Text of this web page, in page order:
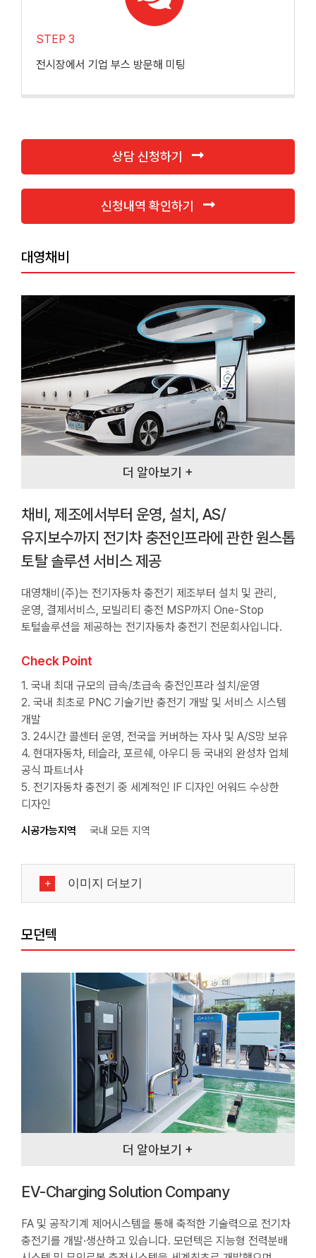
STEP 3
전시장에서 기업 부스 방문해 미팅
상담 신청하기
신청내역 확인하기
대영채비
더 알아보기 +
채비, 제조에서부터 운영, 설치, AS/
유지보수까지 전기차 충전인프라에 관한 원스톱
토탈 솔루션 서비스 제공
대영채비(주)는 전기자동차 충전기 제조부터 설치 및 관리,
운영, 결제서비스, 모빌리티 충전 MSP까지 One-Stop
토털솔루션을 제공하는 전기자동차 충전기 전문회사입니다.
Check Point
1. 국내 최대 규모의 급속/초급속 충전인프라 설치/운영
2. 국내 최초로 PNC 기술기반 충전기 개발 및 서비스 시스템
개발
3. 24시간 콜센터 운영, 전국을 커버하는 자사 및 A/S망 보유
4. 현대자동차, 테슬라, 포르쉐, 아우디 등 국내외 완성차 업체
공식 파트너사
5. 전기자동차 충전기 중 세계적인 IF 디자인 어워드 수상한
디자인
시공가능지역 국내 모든 지역
이미지 더보기
모던텍
더 알아보기 +
EV-Charging Solution Company
FA 및 공작기계 제어시스템을 통해 축적한 기술력으로 전기차
충전기를 개발·생산하고 있습니다. 모던텍은 지능형 전력분배